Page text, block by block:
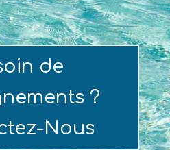
de
?
Nous